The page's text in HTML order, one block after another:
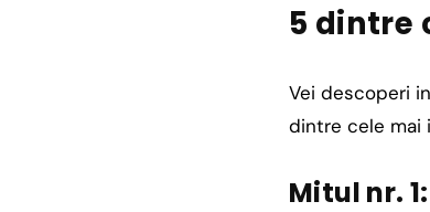
5 dintre
Vei descoperi
dintre cele mai
Mitul nr.